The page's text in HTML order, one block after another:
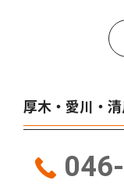
厚木・愛川・